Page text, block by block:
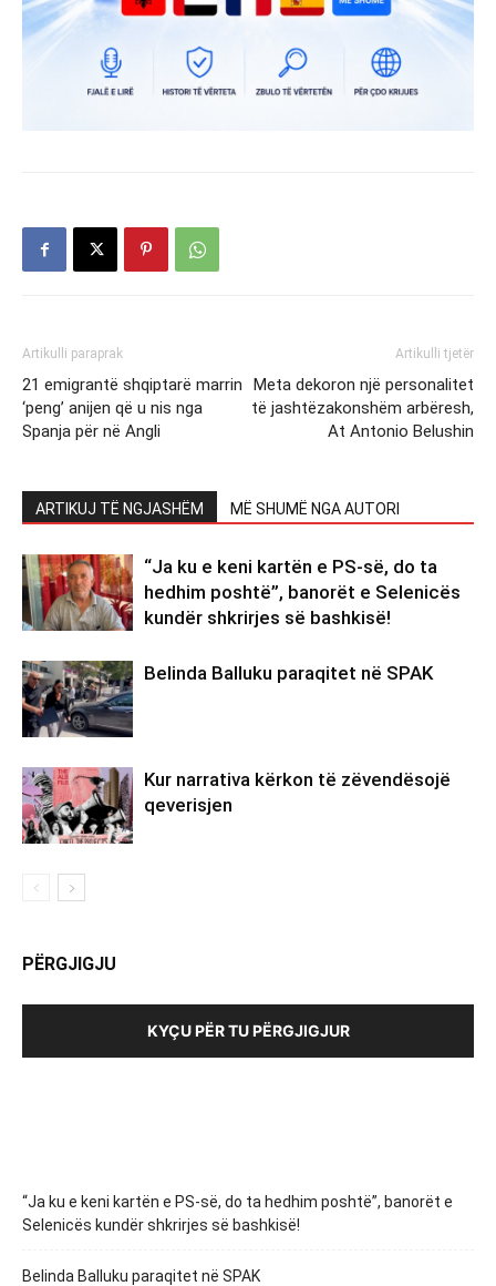
Artikulli paraprak
21 emigrantë shqiptarë marrin
‘peng’ anijen që u nis nga
Spanja për në Angli
Artikulli tjetër
Meta dekoron një personalitet
të jashtëzakonshëm arbëresh,
At Antonio Belushin
ARTIKUJ TË NGJASHËM MË SHUMË NGA AUTORI
“Ja ku e keni kartën e PS-së, do ta
hedhim poshtë”, banorët e Selenicës
kundër shkrirjes së bashkisë!
Belinda Balluku paraqitet në SPAK
Kur narrativa kërkon të zëvendësojë
qeverisjen
PËRGJIGJU
KYÇU PËR TU PËRGJIGJUR
“Ja ku e keni kartën e PS-së, do ta hedhim poshtë”, banorët e
Selenicës kundër shkrirjes së bashkisë!
Belinda Balluku paraqitet në SPAK